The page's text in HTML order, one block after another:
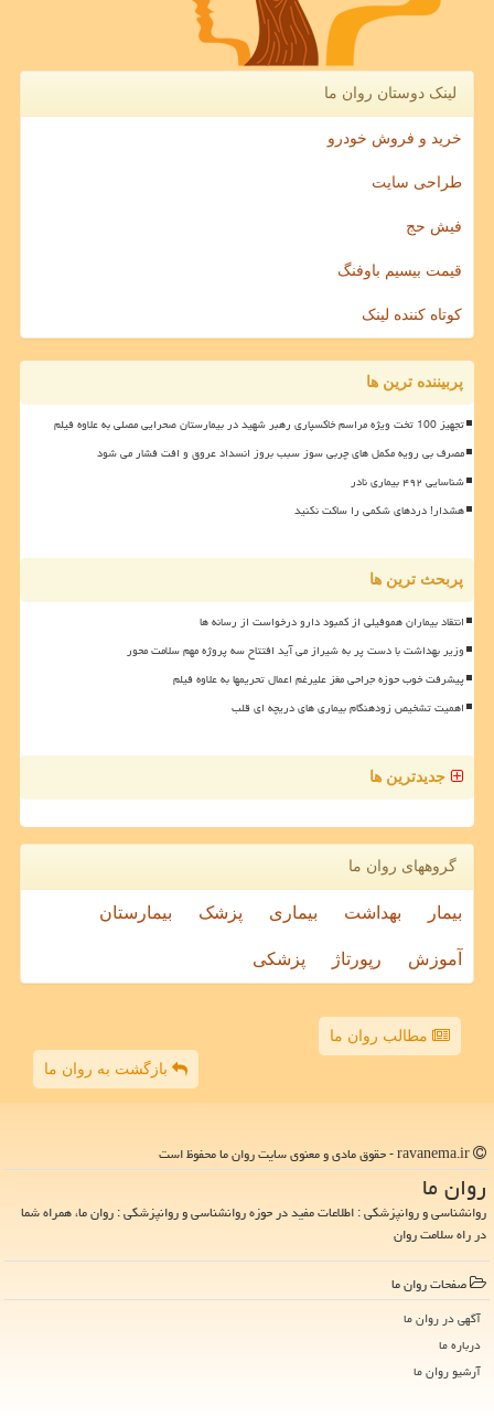
لینک دوستان روان ما
خرید و فروش خودرو
طراحی سایت
فیش حج
قیمت بیسیم باوفنگ
کوتاه کننده لینک
پربیننده ترین ها
تجهیز 100 تخت ویژه مراسم خاکسپاری رهبر شهید در بیمارستان صحرایی مصلی به علاوه فیلم
مصرف بی رویه مکمل های چربی سوز سبب بروز انسداد عروق و افت فشار می شود
شناسایی ۴۹۲ بیماری نادر
هشدار! دردهای شکمی را ساکت نکنید
پربحث ترین ها
انتقاد بیماران هموفیلی از کمبود دارو درخواست از رسانه ها
وزیر بهداشت با دست پر به شیراز می آید افتتاح سه پروژه مهم سلامت محور
پیشرفت خوب حوزه جراحی مغز علیرغم اعمال تحریمها به علاوه فیلم
اهمیت تشخیص زودهنگام بیماری های دریچه ای قلب
جدیدترین ها
گروههای روان ما
بیمار بهداشت بیماری پزشک بیمارستان
آموزش رپورتاژ پزشکی
مطالب روان ما
بازگشت به روان ما
روان ما
روانشناسی و روانپزشکی : اطلاعات مفید در حوزه روانشناسی و روانپزشکی : روان ما، همراه شما
در راه سلامت روان
صفحات روان ما
آگهی در روان ما
درباره ما
آرشیو روان ما